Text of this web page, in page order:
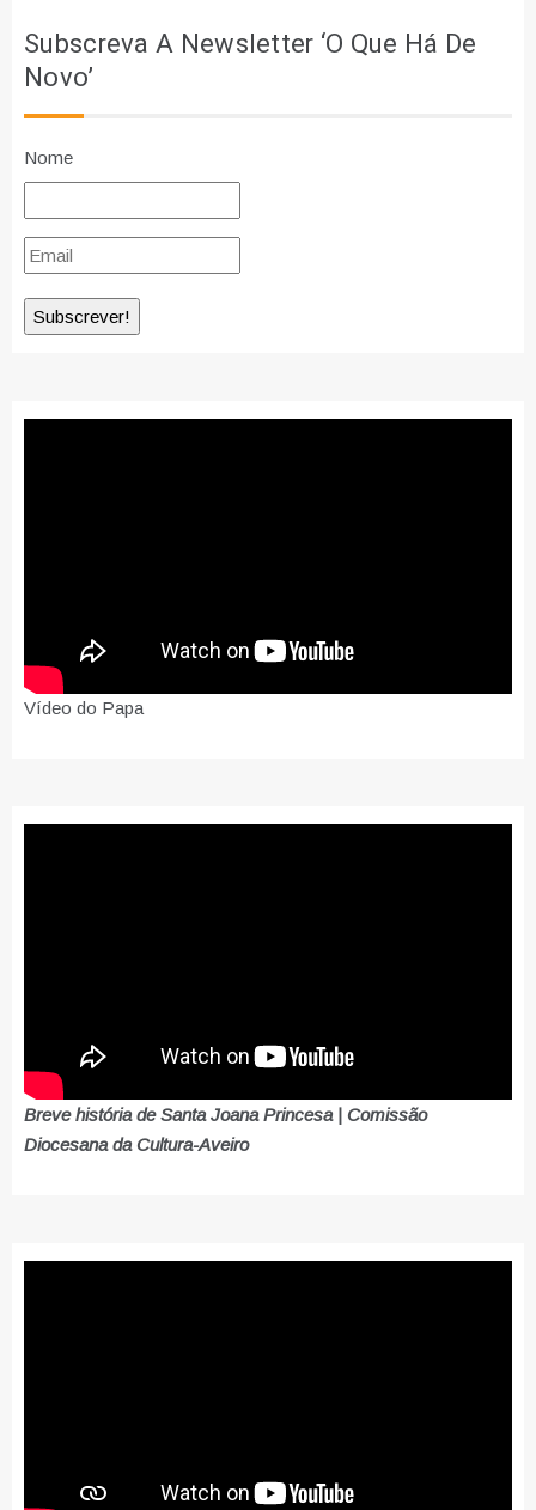
Subscreva A Newsletter ‘O Que Há De
Novo’
Nome
Vídeo do Papa
Breve história de Santa Joana Princesa | Comissão
Diocesana da Cultura-Aveiro